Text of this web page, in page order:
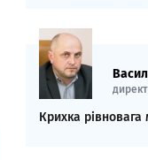
Крихка